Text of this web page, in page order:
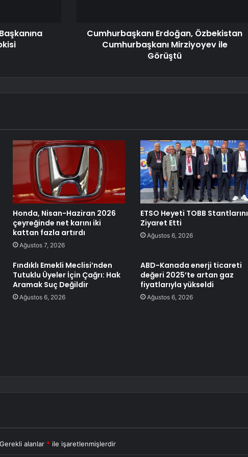
Cumhurbaşkanı Erdoğan, Özbekistan
Cumhurbaşkanı Mirziyoyev ile
Görüştü
Honda, Nisan-Haziran 2026
çeyreğinde net karını iki
kattan fazla artırdı
Ağustos 7, 2026
ETSO Heyeti TOBB Stantlarını
Ziyaret Etti
Ağustos 6, 2026
Fındıklı Emekli Meclisi’nden
Tutuklu Üyeler İçin Çağrı: Hak
Aramak Suç Değildir
Ağustos 6, 2026
ABD-Kanada enerji ticareti
değeri 2025’te artan gaz
fiyatlarıyla yükseldi
Ağustos 6, 2026
Gerekli alanlar * ile işaretlenmişlerdir